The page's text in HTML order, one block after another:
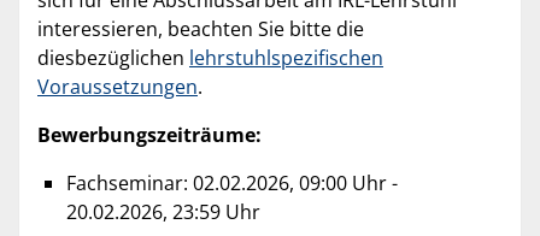
interessieren, beachten Sie bitte die
diesbezüglichen lehrstuhlspezifischen
Voraussetzungen.
Bewerbungszeiträume:
Fachseminar: 02.02.2026, 09:00 Uhr -
20.02.2026, 23:59 Uhr